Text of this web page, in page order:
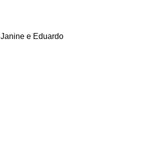
Janine e Eduardo